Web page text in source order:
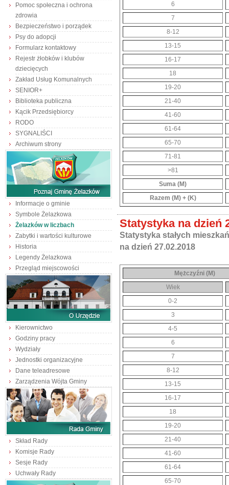
Pomoc społeczna i ochrona
zdrowia
Bezpieczeństwo i porządek
Psy do adopcji
Formularz kontaktowy
Rejestr żłobków i klubów
dziecięcych
Zakład Usług Komunalnych
SENIOR+
Biblioteka publiczna
Kącik Przedsiębiorcy
RODO
SYGNALIŚCI
Archiwum strony
Informacje o gminie
Symbole Żelazkowa
Żelazków w liczbach
Zabytki i wartości kulturowe
Historia
Legendy Żelazkowa
Przegląd miejscowości
Kierownictwo
Godziny pracy
Wydziały
Jednostki organizacyjne
Dane teleadresowe
Zarządzenia Wójta Gminy
Skład Rady
Komisje Rady
Sesje Rady
Uchwały Rady
6
7
8-12
13-15
16-17
18
19-20
21-40
41-60
61-64
65-70
71-81
>81
Suma (M)
Razem (M) + (K)
Statystyka na dzień
Statystyka stałych
na dzień 27.02.2018
Mężczyźni (M)
Wiek
0-2
3
4-5
6
7
8-12
13-15
16-17
18
19-20
21-40
41-60
61-64
65-70